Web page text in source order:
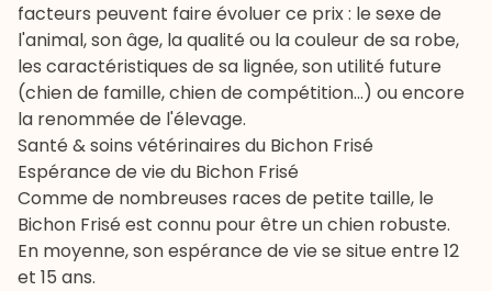
facteurs peuvent faire évoluer ce prix : le sexe de
l'animal, son âge, la qualité ou la couleur de sa robe,
les caractéristiques de sa lignée, son utilité future
(chien de famille, chien de compétition...) ou encore
la renommée de l'élevage.
Santé & soins vétérinaires du Bichon Frisé
Espérance de vie du Bichon Frisé
Comme de nombreuses races de petite taille, le
Bichon Frisé est connu pour être un chien robuste.
En moyenne, son espérance de vie se situe entre 12
et 15 ans.